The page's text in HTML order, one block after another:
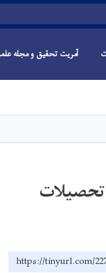
آمریت تحقیق و مجله
https://tinyurl.com/